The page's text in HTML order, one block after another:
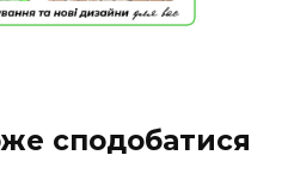
сподобатися